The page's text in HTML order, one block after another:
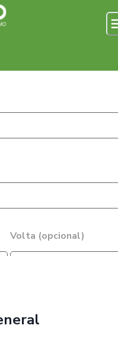
Volta (opcional)